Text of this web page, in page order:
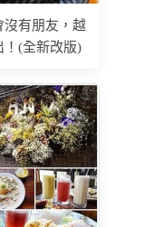
沒有朋友，越
！(全新改版)